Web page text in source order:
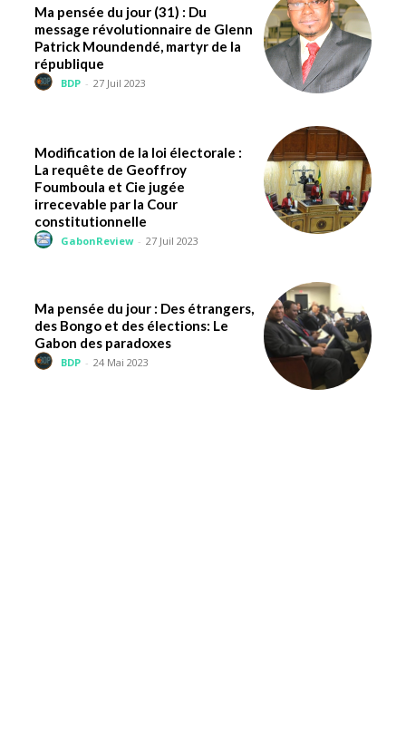
Ma pensée du jour (31) : Du
message révolutionnaire de Glenn
Patrick Moundendé, martyr de la
république
BDP - 27 Juil 2023
Modification de la loi électorale :
La requête de Geoffroy
Foumboula et Cie jugée
irrecevable par la Cour
constitutionnelle
GabonReview - 27 Juil 2023
Ma pensée du jour : Des étrangers,
des Bongo et des élections: Le
Gabon des paradoxes
BDP - 24 Mai 2023